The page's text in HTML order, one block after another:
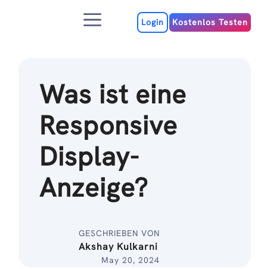
MenuLogin Kostenlos Testen
Was ist eine
Responsive
Display-
Anzeige?
GESCHRIEBEN VON
Akshay Kulkarni
May 20, 2024